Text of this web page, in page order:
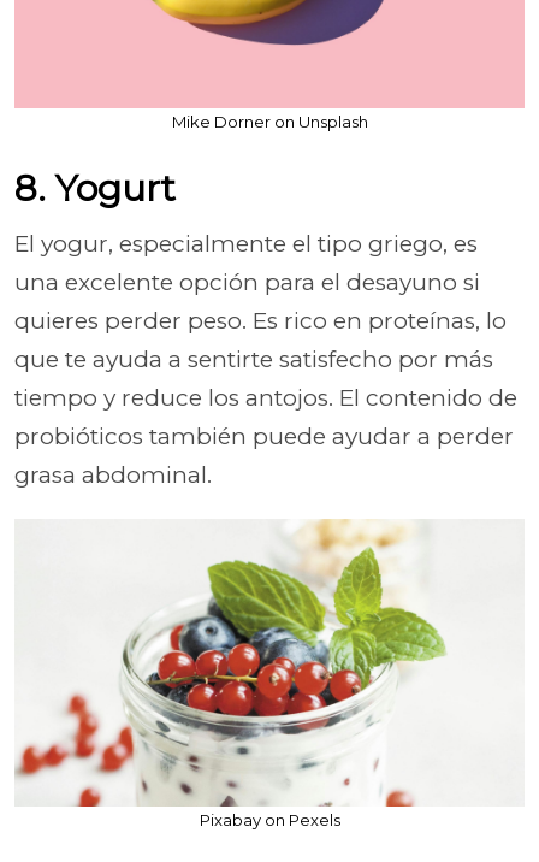
Mike Dorner on Unsplash
8. Yogurt
El yogur, especialmente el tipo griego, es
una excelente opción para el desayuno si
quieres perder peso. Es rico en proteínas, lo
que te ayuda a sentirte satisfecho por más
tiempo y reduce los antojos. El contenido de
probióticos también puede ayudar a perder
grasa abdominal.
Pixabay on Pexels